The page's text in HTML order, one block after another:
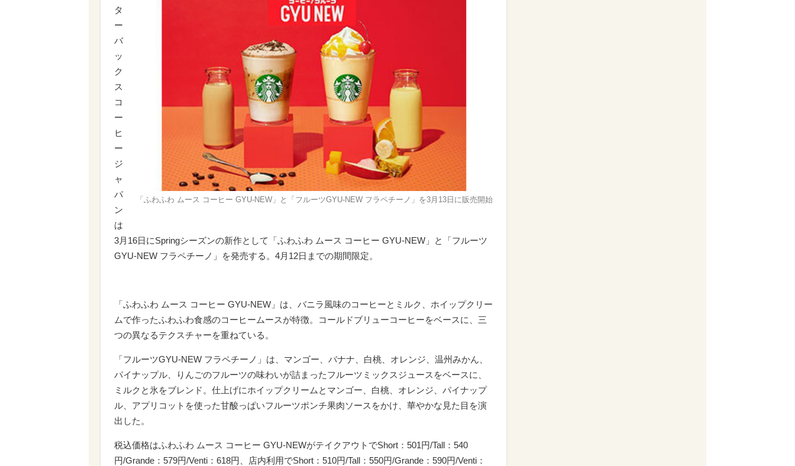
「ふわふわ ムース コーヒー GYU‐NEW」と「フルーツGYU‐NEW フラペチーノ」を3月13日に販売開始
タ
ー
バ
ッ
ク
ス
コ
ー
ヒ
ー
ジ
ャ
パ
ン
は
3月16日にSpringシーズンの新作として「ふわふわ ムース コーヒー GYU‐NEW」と「フルーツ
GYU‐NEW フラペチーノ」を発売する。4月12日までの期間限定。
「ふわふわ ムース コーヒー GYU‐NEW」は、バニラ風味のコーヒーとミルク、ホイップクリー
ムで作ったふわふわ食感のコーヒームースが特徴。コールドブリューコーヒーをベースに、三
つの異なるテクスチャーを重ねている。
「フルーツGYU‐NEW フラペチーノ」は、マンゴー、バナナ、白桃、オレンジ、温州みかん、
パイナップル、りんごのフルーツの味わいが詰まったフルーツミックスジュースをベースに、
ミルクと氷をブレンド。仕上げにホイップクリームとマンゴー、白桃、オレンジ、パイナップ
ル、アプリコットを使った甘酸っぱいフルーツポンチ果肉ソースをかけ、華やかな見た目を演
出した。
税込価格はふわふわ ムース コーヒー GYU‐NEWがテイクアウトでShort：501円/Tall：540
円/Grande：579円/Venti：618円、店内利用でShort：510円/Tall：550円/Grande：590円/Venti：